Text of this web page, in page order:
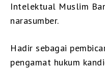
Intelektual Muslim
narasumber.
Hadir sebagai
pengamat hukum